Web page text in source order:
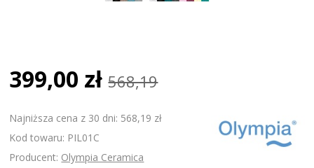
399,00 zł 568,19
Najniższa cena z 30 dni: 568,19 zł
Kod towaru: PIL01C
Producent: Olympia Ceramica